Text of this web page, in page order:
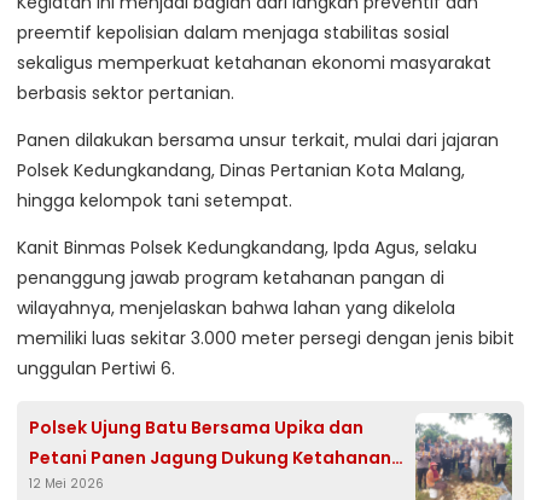
preemtif kepolisian dalam menjaga stabilitas sosial
sekaligus memperkuat ketahanan ekonomi masyarakat
berbasis sektor pertanian.
Panen dilakukan bersama unsur terkait, mulai dari jajaran
Polsek Kedungkandang, Dinas Pertanian Kota Malang,
hingga kelompok tani setempat.
Kanit Binmas Polsek Kedungkandang, Ipda Agus, selaku
penanggung jawab program ketahanan pangan di
wilayahnya, menjelaskan bahwa lahan yang dikelola
memiliki luas sekitar 3.000 meter persegi dengan jenis bibit
unggulan Pertiwi 6.
Polsek Ujung Batu Bersama Upika dan
Petani Panen Jagung Dukung Ketahanan
Pangan Nasional
12 Mei 2026